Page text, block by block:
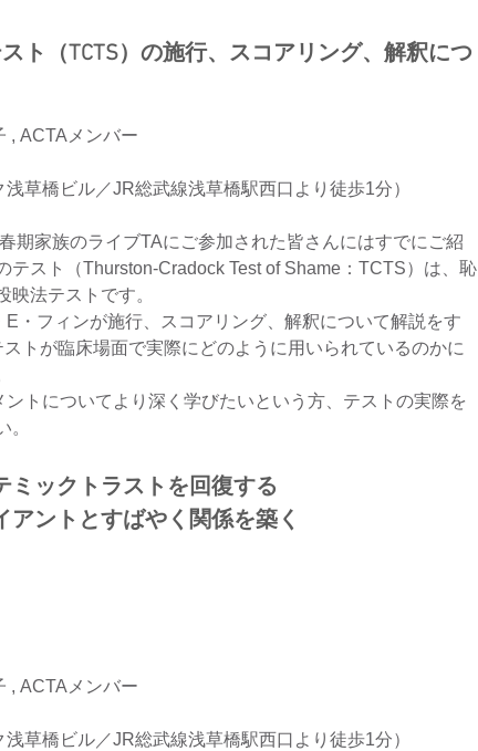
ト（TCTS）の施行、スコアリング、解釈につ
, ACTAメンバー
草橋ビル／JR総武線浅草橋駅西口より徒歩1分）
期家族のライブTAにご参加された皆さんにはすでにご紹
スト（Thurston-Cradock Test of Shame：TCTS）は、恥
法テストです。
・フィンが施行、スコアリング、解釈について解説をす
トが臨床場面で実際にどのように用いられているのかに
トについてより深く学びたいという方、テストの実際を
。
ミックトラストを回復する
ントとすばやく関係を築く
, ACTAメンバー
草橋ビル／JR総武線浅草橋駅西口より徒歩1分）